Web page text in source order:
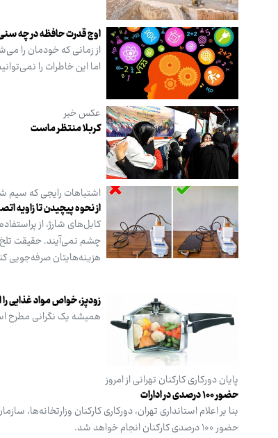
اوج قدرت حافظه در چه
از زمانی‌ که خودمان را
اما این خاطرات را
عکس خبر
کربلا منتظر ماست
اشتباهات رایجی که سیم
از نحوه پیچیدن تا زاویه
کابل‌های شارژ، از
چشم نمی‌آیند. حقیقت تلخ
هزینه‌هایتان
زودپز، خواص مواد غذایی را
همیشه یک نگرانی مطرح
پایان دورکاری کارکنان تهرانی از امروز
حضور ۱۰۰ درصدی در ادارات
حضور ۱۰۰ درصدی کارکنان انجام خواهد شد.